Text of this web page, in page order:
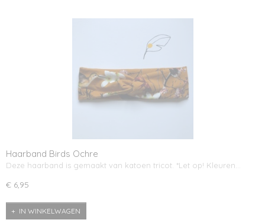
Haarband Birds Ochre
Deze haarband is gemaakt van katoen tricot. *Let op! Kleuren…
€ 6,95
IN WINKELWAGEN